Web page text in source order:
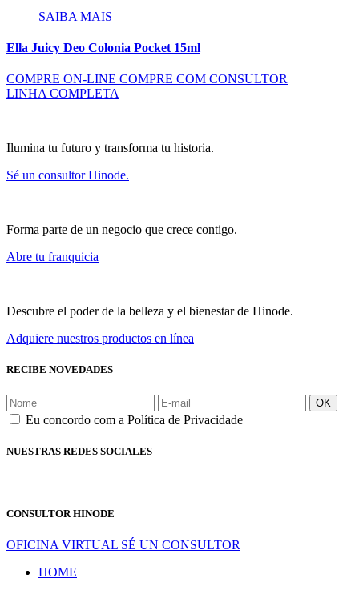
SAIBA MAIS
Ella Juicy Deo Colonia Pocket 15ml
COMPRE ON-LINE COMPRE COM CONSULTOR
LINHA COMPLETA
Ilumina tu futuro y transforma tu historia.
Sé un consultor Hinode.
Forma parte de un negocio que crece contigo.
Abre tu franquicia
Descubre el poder de la belleza y el bienestar de Hinode.
Adquiere nuestros productos en línea
RECIBE NOVEDADES
OK
Eu concordo com a Política de Privacidade
NUESTRAS REDES SOCIALES
CONSULTOR HINODE
OFICINA VIRTUAL SÉ UN CONSULTOR
HOME